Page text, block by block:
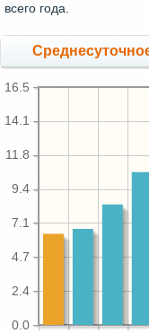
всего года.
0.0
2.4
4.7
7.1
9.4
11.8
14.1
16.5